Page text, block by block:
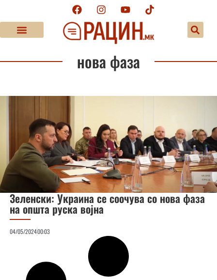
нова фаза
Зеленски: Украина се соочува со нова фаза
на општа руска војна
04/05/202400:03